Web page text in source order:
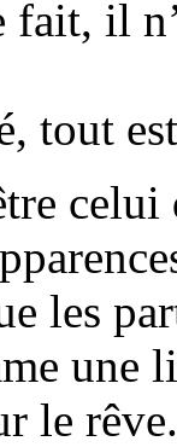
fait, il
tout
les
une
le rêve.